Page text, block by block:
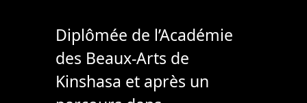
Diplômée de l’Académie
des Beaux-Arts de
Kinshasa et après un